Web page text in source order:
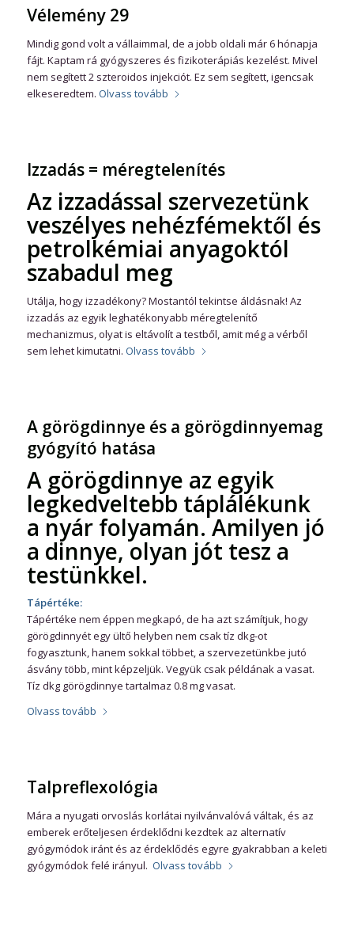
Vélemény 29
Mindig gond volt a vállaimmal, de a jobb oldali már 6 hónapja
fájt. Kaptam rá gyógyszeres és fizikoterápiás kezelést. Mivel
nem segített 2 szteroidos injekciót. Ez sem segített, igencsak
elkeseredtem. Olvass tovább
Izzadás = méregtelenítés
Az izzadással szervezetünk
veszélyes nehézfémektől és
petrolkémiai anyagoktól
szabadul meg
Utálja, hogy izzadékony? Mostantól tekintse áldásnak! Az
izzadás az egyik leghatékonyabb méregtelenítő
mechanizmus, olyat is eltávolít a testből, amit még a vérből
sem lehet kimutatni. Olvass tovább
A görögdinnye és a görögdinnyemag
gyógyító hatása
A görögdinnye az egyik
legkedveltebb táplálékunk
a nyár folyamán. Amilyen jó
a dinnye, olyan jót tesz a
testünkkel.
Tápértéke:
Tápértéke nem éppen megkapó, de ha azt számítjuk, hogy
görögdinnyét egy ültő helyben nem csak tíz dkg-ot
fogyasztunk, hanem sokkal többet, a szervezetünkbe jutó
ásvány több, mint képzeljük. Vegyük csak példának a vasat.
Tíz dkg görögdinnye tartalmaz 0.8 mg vasat.
Olvass tovább
Talpreflexológia
Mára a nyugati orvoslás korlátai nyilvánvalóvá váltak, és az
emberek erőteljesen érdeklődni kezdtek az alternatív
gyógymódok iránt és az érdeklődés egyre gyakrabban a keleti
gyógymódok felé irányul. Olvass tovább